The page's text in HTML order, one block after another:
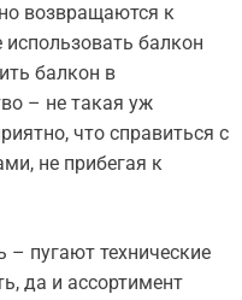
возвращаются к
использовать балкон
балкон в
– не такая уж
что справиться с
не прибегая к
– пугают технические
да и ассортимент